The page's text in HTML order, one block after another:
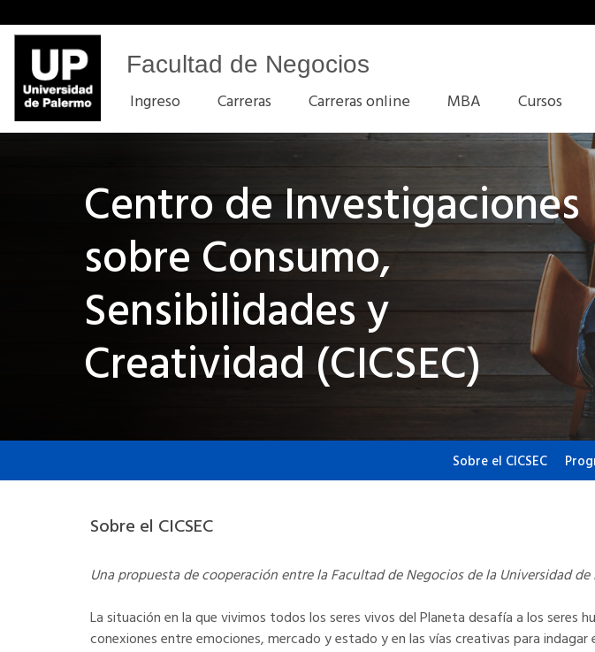
Facultad de Negocios
Ingreso Carreras Carreras online MBA Cursos
Centro de Investigaciones
sobre Consumo,
Sensibilidades y
Creatividad (CICSEC)
Sobre el CICSEC
Sobre el CICSEC
Una propuesta de cooperación entre la Facultad de Negocios de la Universidad de
La situación en la que vivimos todos los seres vivos del Planeta desafía a los
conexiones entre emociones, mercado y estado y en las vías creativas para